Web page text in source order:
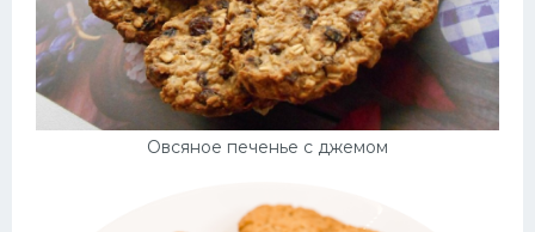
Овсяное печенье с джемом